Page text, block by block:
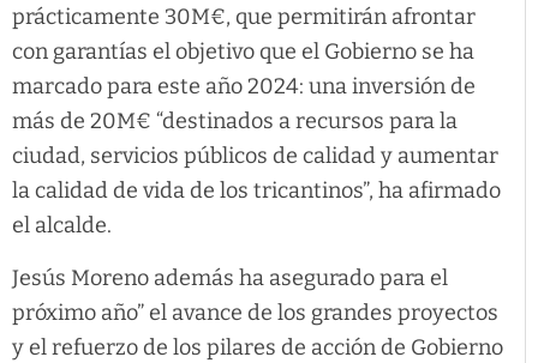
prácticamente 30M€, que permitirán afrontar
con garantías el objetivo que el Gobierno se ha
marcado para este año 2024: una inversión de
más de 20M€ “destinados a recursos para la
ciudad, servicios públicos de calidad y aumentar
la calidad de vida de los tricantinos”, ha afirmado
el alcalde.
Jesús Moreno además ha asegurado para el
próximo año” el avance de los grandes proyectos
y el refuerzo de los pilares de acción de Gobierno